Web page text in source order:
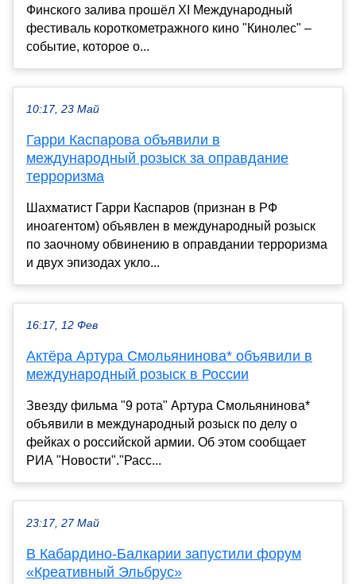
Финского залива прошёл XI Международный
фестиваль короткометражного кино "Кинолес" –
событие, которое о...
10:17, 23 Май
Гарри Каспарова объявили в
международный розыск за оправдание
терроризма
Шахматист Гарри Каспаров (признан в РФ
иноагентом) объявлен в международный розыск
по заочному обвинению в оправдании терроризма
и двух эпизодах укло...
16:17, 12 Фев
Актёра Артура Смольянинова* объявили в
международный розыск в России
Звезду фильма "9 рота" Артура Смольянинова*
объявили в международный розыск по делу о
фейках о российской армии. Об этом сообщает
РИА "Новости"."Расс...
23:17, 27 Май
В Кабардино-Балкарии запустили форум
«Креативный Эльбрус»